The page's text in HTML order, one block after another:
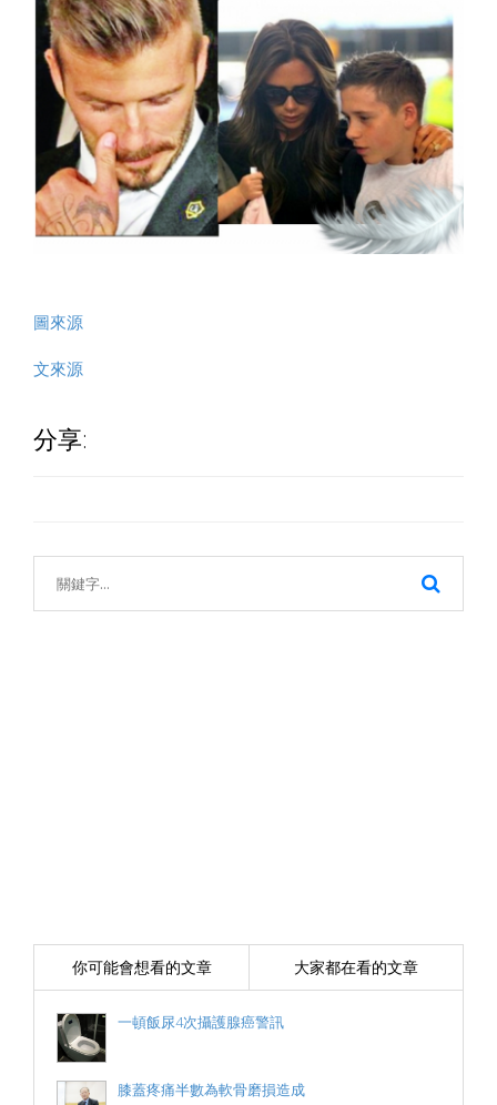
圖來源
文來源
分享:
你可能會想看的文章 大家都在看的文章
一頓飯尿4次攝護腺癌警訊
膝蓋疼痛半數為軟骨磨損造成